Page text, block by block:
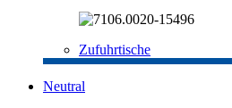
Zufuhrtische
Neutral